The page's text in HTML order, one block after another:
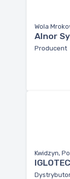
Wola
Alnor
Producent
Kwidzyn,